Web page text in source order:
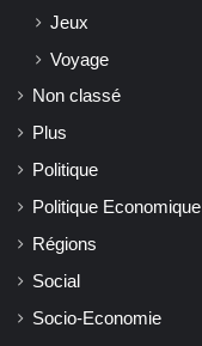
Jeux
Voyage
Non classé
Plus
Politique
Politique Economique
Régions
Social
Socio-Economie